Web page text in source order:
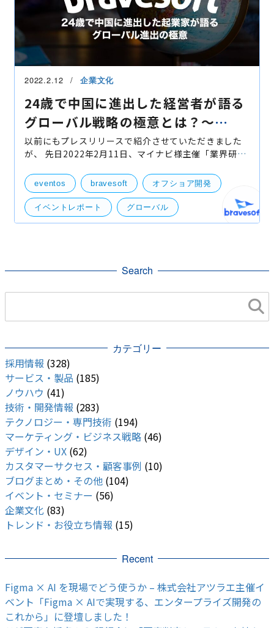
2022.2.12 企業文化
24歳で中国に進出した経営者が語る
グローバル戦略の極意とは？〜
bravesoftのグローバル展開〜
以前にもプレスリリースで紹介させていただきました
が、 先日2022年2月11日、マイナビ様主催「業界研究
にグローバル化に取り組む日本企業の活動を特集」に
て、braveso
eventos bravesoft オフショア開発
イベントレポート グローバル
Search
カテゴリー
採用情報 (328)
サービス・製品 (185)
ノウハウ (41)
技術・開発情報 (283)
テクノロジー・専門技術 (194)
マーケティング・ビジネス戦略 (46)
デザイン・UX (62)
カスタマーサクセス・顧客事例 (10)
ブログまとめ・その他 (104)
イベント・セミナー (56)
企業文化 (83)
トレンド・お役立ち情報 (15)
Recent
Figma × AI を現場でどう使うか – 株式会社アツラエ主催イ
ベント「Figma × AIで実現する、エンタープライズ開発の
これから」に登壇しました！